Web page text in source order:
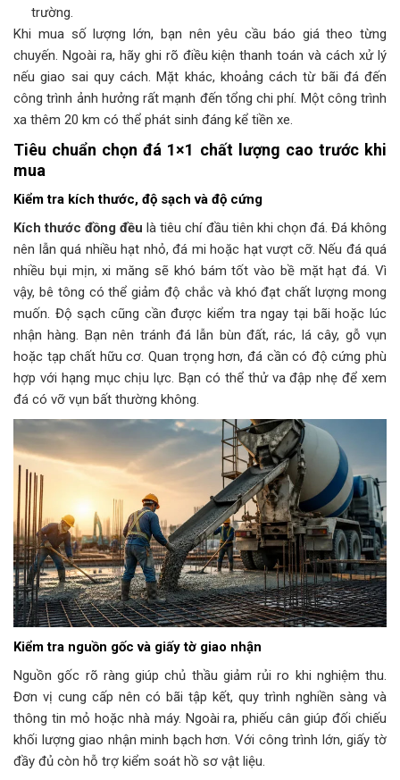
trường.
Khi mua số lượng lớn, bạn nên yêu cầu báo giá theo từng
chuyến. Ngoài ra, hãy ghi rõ điều kiện thanh toán và cách xử lý
nếu giao sai quy cách. Mặt khác, khoảng cách từ bãi đá đến
công trình ảnh hưởng rất mạnh đến tổng chi phí. Một công trình
xa thêm 20 km có thể phát sinh đáng kể tiền xe.
Tiêu chuẩn chọn đá 1×1 chất lượng cao trước khi
mua
Kiểm tra kích thước, độ sạch và độ cứng
Kích thước đồng đều là tiêu chí đầu tiên khi chọn đá. Đá không
nên lẫn quá nhiều hạt nhỏ, đá mi hoặc hạt vượt cỡ. Nếu đá quá
nhiều bụi mịn, xi măng sẽ khó bám tốt vào bề mặt hạt đá. Vì
vậy, bê tông có thể giảm độ chắc và khó đạt chất lượng mong
muốn. Độ sạch cũng cần được kiểm tra ngay tại bãi hoặc lúc
nhận hàng. Bạn nên tránh đá lẫn bùn đất, rác, lá cây, gỗ vụn
hoặc tạp chất hữu cơ. Quan trọng hơn, đá cần có độ cứng phù
hợp với hạng mục chịu lực. Bạn có thể thử va đập nhẹ để xem
đá có vỡ vụn bất thường không.
Kiểm tra nguồn gốc và giấy tờ giao nhận
Nguồn gốc rõ ràng giúp chủ thầu giảm rủi ro khi nghiệm thu.
Đơn vị cung cấp nên có bãi tập kết, quy trình nghiền sàng và
thông tin mỏ hoặc nhà máy. Ngoài ra, phiếu cân giúp đối chiếu
khối lượng giao nhận minh bạch hơn. Với công trình lớn, giấy tờ
đầy đủ còn hỗ trợ kiểm soát hồ sơ vật liệu.